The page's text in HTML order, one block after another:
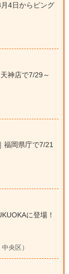
4日からピング
神店で7/29～
福岡県庁で7/21
に登場！
央区）